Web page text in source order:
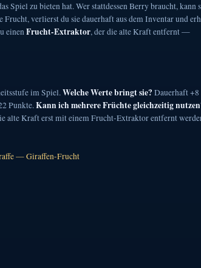
Spiel zu bieten hat. Wer stattdessen Berry braucht, kann
verlierst du sie dauerhaft aus dem Inventar und
einenFrucht-Extraktor, der die alte Kraft entfernt —
im Spiel.Welche Werte bringt sie? Dauerhaft +8
Punkte.Kann ich mehrere Früchte gleichzeitig
alte Kraft erst mit einem Frucht-Extraktor entfernt
— Giraffen-Frucht